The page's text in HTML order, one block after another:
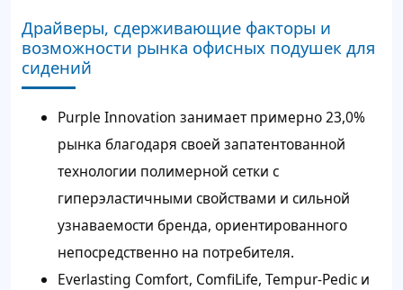
Драйверы, сдерживающие факторы и
возможности рынка офисных подушек для
сидений
Purple Innovation занимает примерно 23,0%
рынка благодаря своей запатентованной
технологии полимерной сетки с
гиперэластичными свойствами и сильной
узнаваемости бренда, ориентированного
непосредственно на потребителя.
Everlasting Comfort, ComfiLife, Tempur-Pedic и